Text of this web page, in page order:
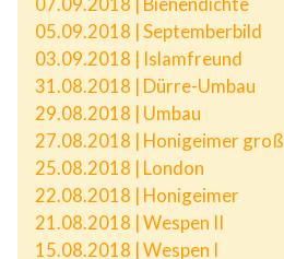
05.09.2018 | Septemberbild
03.09.2018 | Islamfreund
31.08.2018 | Dürre-Umbau
29.08.2018 | Umbau
27.08.2018 | Honigeimer groß
25.08.2018 | London
22.08.2018 | Honigeimer
21.08.2018 | Wespen II
15.08.2018 | Wespen I